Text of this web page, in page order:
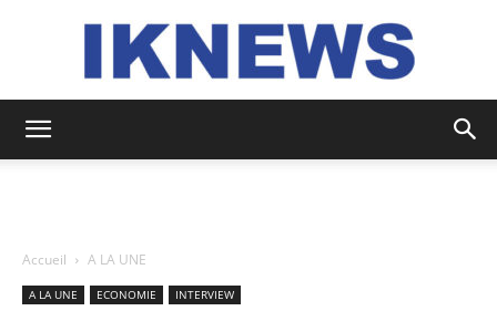
Accueil A LA UNE
A LA UNE ECONOMIE INTERVIEW